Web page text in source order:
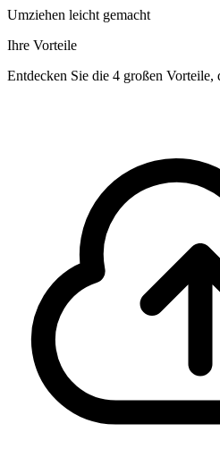
Umziehen leicht gemacht
Ihre Vorteile
Entdecken Sie die 4 großen Vorteile,